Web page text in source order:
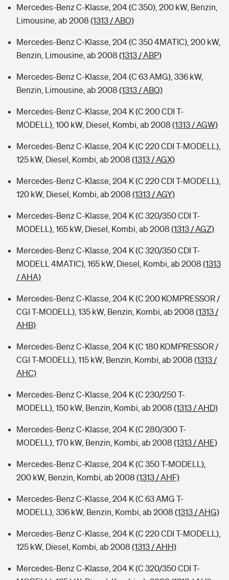
Mercedes-Benz C-Klasse, 204 (C 350), 200 kW, Benzin,
Limousine, ab 2008 (1313 / ABO)
Mercedes-Benz C-Klasse, 204 (C 350 4MATIC), 200 kW,
Benzin, Limousine, ab 2008 (1313 / ABP)
Mercedes-Benz C-Klasse, 204 (C 63 AMG), 336 kW,
Benzin, Limousine, ab 2008 (1313 / ABQ)
Mercedes-Benz C-Klasse, 204 K (C 200 CDI T-
MODELL), 100 kW, Diesel, Kombi, ab 2008 (1313 / AGW)
Mercedes-Benz C-Klasse, 204 K (C 220 CDI T-MODELL),
125 kW, Diesel, Kombi, ab 2008 (1313 / AGX)
Mercedes-Benz C-Klasse, 204 K (C 220 CDI T-MODELL),
120 kW, Diesel, Kombi, ab 2008 (1313 / AGY)
Mercedes-Benz C-Klasse, 204 K (C 320/350 CDI T-
MODELL), 165 kW, Diesel, Kombi, ab 2008 (1313 / AGZ)
Mercedes-Benz C-Klasse, 204 K (C 320/350 CDI T-
MODELL 4MATIC), 165 kW, Diesel, Kombi, ab 2008 (1313
/ AHA)
Mercedes-Benz C-Klasse, 204 K (C 200 KOMPRESSOR /
CGI T-MODELL), 135 kW, Benzin, Kombi, ab 2008 (1313 /
AHB)
Mercedes-Benz C-Klasse, 204 K (C 180 KOMPRESSOR /
CGI T-MODELL), 115 kW, Benzin, Kombi, ab 2008 (1313 /
AHC)
Mercedes-Benz C-Klasse, 204 K (C 230/250 T-
MODELL), 150 kW, Benzin, Kombi, ab 2008 (1313 / AHD)
Mercedes-Benz C-Klasse, 204 K (C 280/300 T-
MODELL), 170 kW, Benzin, Kombi, ab 2008 (1313 / AHE)
Mercedes-Benz C-Klasse, 204 K (C 350 T-MODELL),
200 kW, Benzin, Kombi, ab 2008 (1313 / AHF)
Mercedes-Benz C-Klasse, 204 K (C 63 AMG T-
MODELL), 336 kW, Benzin, Kombi, ab 2008 (1313 / AHG)
Mercedes-Benz C-Klasse, 204 K (C 220 CDI T-MODELL),
125 kW, Diesel, Kombi, ab 2008 (1313 / AHH)
Mercedes-Benz C-Klasse, 204 K (C 320/350 CDI T-